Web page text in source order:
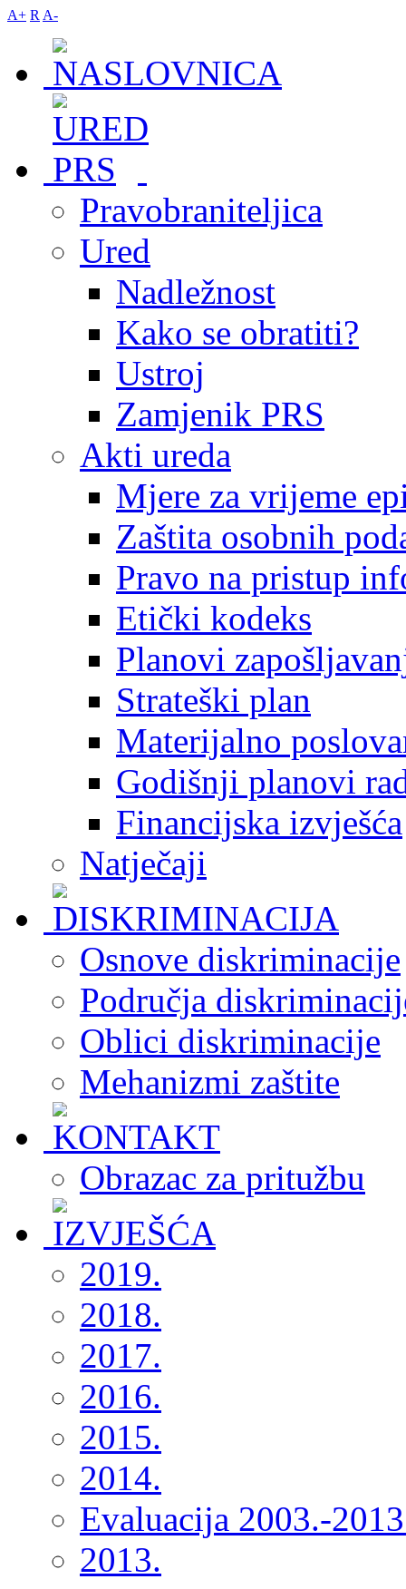
A+ R A-
Pravobraniteljica
Ured
Nadležnost
Kako se obratiti?
Ustroj
Zamjenik PRS
Akti ureda
Mjere za vrijeme
Zaštita osobnih
Pravo na pristup
Etički kodeks
Planovi
Strateški plan
Materijalno
Godišnji planovi
Financijska izvješća
Natječaji
Osnove diskriminacije
Područja
Oblici diskriminacije
Mehanizmi zaštite
Obrazac za pritužbu
2019.
2018.
2017.
2016.
2015.
2014.
Evaluacija 2003.-
2013.